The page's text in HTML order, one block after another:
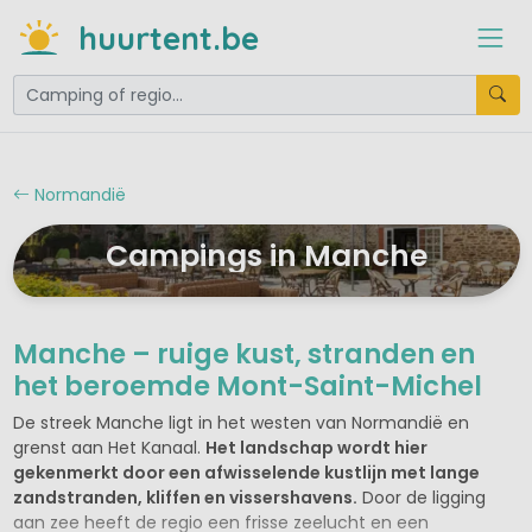
huurtent.be
Normandië
Campings in Manche
Manche – ruige kust, stranden en
het beroemde Mont-Saint-Michel
De streek Manche ligt in het westen van Normandië en
grenst aan Het Kanaal. Het landschap wordt hier
gekenmerkt door een afwisselende kustlijn met lange
zandstranden, kliffen en vissershavens. Door de ligging
aan zee heeft de regio een frisse zeelucht en een